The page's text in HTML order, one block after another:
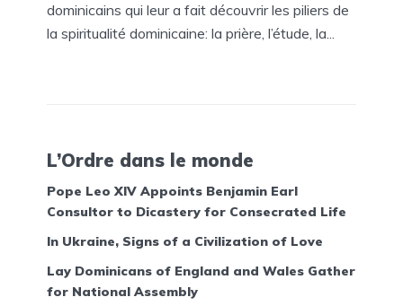
dominicains qui leur a fait découvrir les piliers de
la spiritualité dominicaine: la prière, l’étude, la...
L’Ordre dans le monde
Pope Leo XIV Appoints Benjamin Earl
Consultor to Dicastery for Consecrated Life
In Ukraine, Signs of a Civilization of Love
Lay Dominicans of England and Wales Gather
for National Assembly